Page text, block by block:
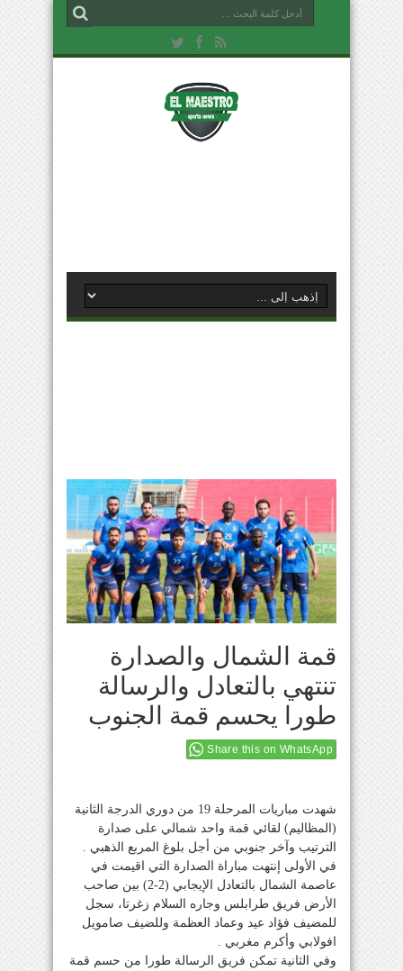
قمة الشمال والصدارة
تنتهي بالتعادل والرسالة
طورا يحسم قمة الجنوب
Share this on WhatsApp
شهدت مباريات المرحلة 19 من دوري الدرجة الثانية
(المظاليم) لقائي قمة واحد شمالي على صدارة
الترتيب وآخر جنوبي من أجل بلوغ المربع الذهبي .
في الأولى إنتهت مباراة الصدارة التي اقيمت في
عاصمة الشمال بالتعادل الإيجابي (2-2) بين صاحب
الأرض فريق طرابلس وجاره السلام زغرتا، سجل
للمضيف فؤاد عيد وعماد العظمة وللضيف صامويل
افولابي وأكرم مغربي .
وفي الثانية تمكن فريق الرسالة طورا من حسم قمة